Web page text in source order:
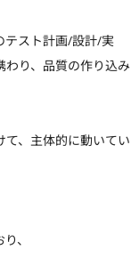
テスト計画/設計/実
り、品質の作り込み
、主体的に動いてい
、